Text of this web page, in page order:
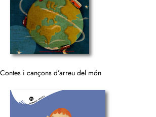
Contes i cançons d’arreu del món